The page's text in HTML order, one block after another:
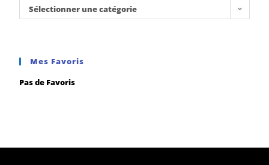
Sélectionner une catégorie
Mes Favoris
Pas de Favoris